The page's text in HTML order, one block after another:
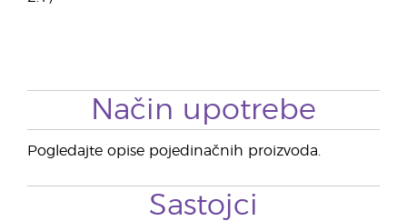
Način upotrebe
Pogledajte opise pojedinačnih proizvoda.
Sastojci